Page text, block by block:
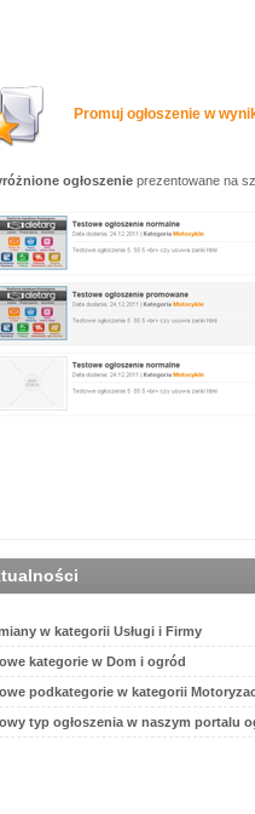
Promuj ogłoszenie w
ogłoszenie prezentowane na
w kategorii Usługi i Firmy
kategorie w Dom i ogród
podkategorie w kategorii
typ ogłoszenia w naszym portalu